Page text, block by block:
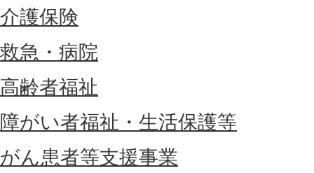
介護保険
救急・病院
高齢者福祉
障がい者福祉・生活保護等
がん患者等支援事業